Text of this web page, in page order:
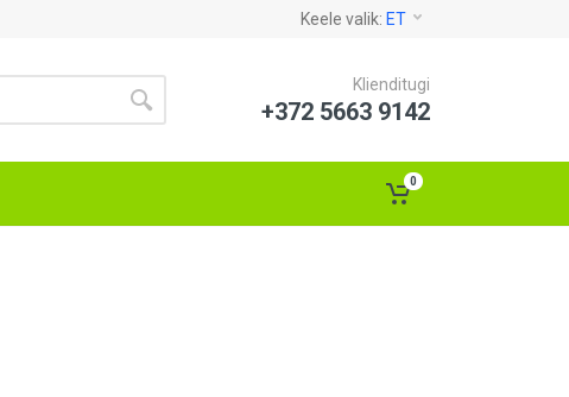
Keele valik: ET
Klienditugi
+372 5663 9142
0